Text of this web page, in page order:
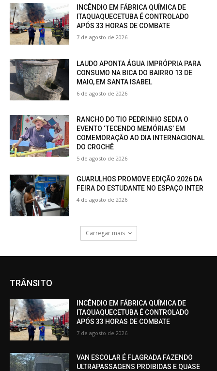
INCÊNDIO EM FÁBRICA QUÍMICA DE
ITAQUAQUECETUBA É CONTROLADO
APÓS 33 HORAS DE COMBATE
7 de agosto de 2026
LAUDO APONTA ÁGUA IMPRÓPRIA PARA
CONSUMO NA BICA DO BAIRRO 13 DE
MAIO, EM SANTA ISABEL
6 de agosto de 2026
RANCHO DO TIO PEDRINHO SEDIA O
EVENTO ‘TECENDO MEMÓRIAS’ EM
COMEMORAÇÃO AO DIA INTERNACIONAL
DO CROCHÊ
5 de agosto de 2026
GUARULHOS PROMOVE EDIÇÃO 2026 DA
FEIRA DO ESTUDANTE NO ESPAÇO INTER
4 de agosto de 2026
Carregar mais
TRÂNSITO
INCÊNDIO EM FÁBRICA QUÍMICA DE
ITAQUAQUECETUBA É CONTROLADO
APÓS 33 HORAS DE COMBATE
7 de agosto de 2026
VAN ESCOLAR É FLAGRADA FAZENDO
ULTRAPASSAGENS PROIBIDAS E QUASE